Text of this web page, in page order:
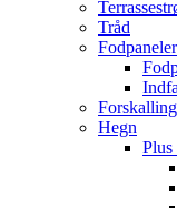
Tråd
Hegn
Plus